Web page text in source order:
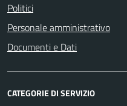
Politici
Personale amministrativo
Documenti e Dati
CATEGORIE DI SERVIZIO